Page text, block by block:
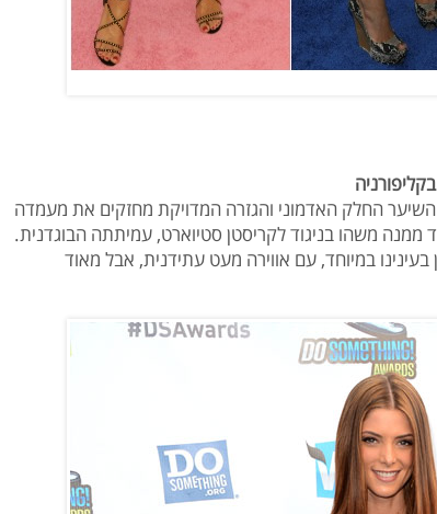
החלק האדמוני והגזרה המדויקת מחזקים את מעמדה
ממנה משהו בניגוד לקריסטן סטיוארט, עמיתתה הבוגדנית.
במיוחד, עם אווירה מעט עתידנית, אבל מאוד